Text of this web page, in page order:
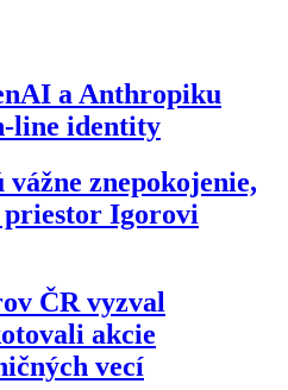
a Anthropiku
line identity
znepokojenie,
priestor Igorovi
ČR vyzval
akcie
vecí